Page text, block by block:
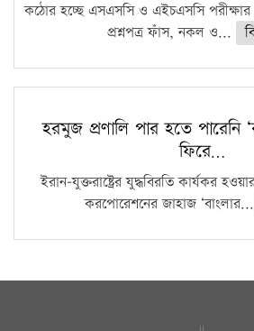
কঠোর হচ্ছে এসএসসি ও এইচএসসি পরীক্ষার
প্রশ্নপত্র ফাঁস, নকল ও...
হরমুজ প্রণালি পার হতে পারেনি
ফিরে…
ইরান-যুক্তরাষ্ট্রের যুদ্ধবিরতি কার্যকর
করপোরেশনের জাহাজ ‘বাংলার...